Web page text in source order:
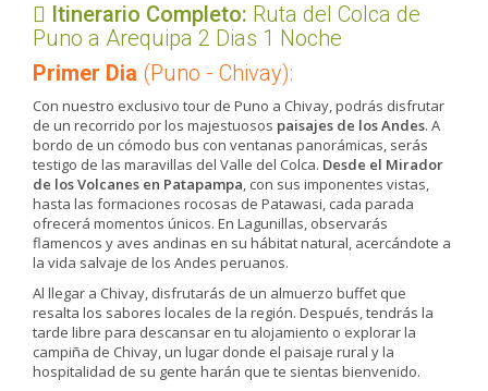
Itinerario Completo: Ruta del Colca de
Puno a Arequipa 2 Dias 1 Noche
Primer Dia (Puno - Chivay):
Con nuestro exclusivo tour de Puno a Chivay, podrás disfrutar
de un recorrido por los majestuosos paisajes de los Andes. A
bordo de un cómodo bus con ventanas panorámicas, serás
testigo de las maravillas del Valle del Colca. Desde el Mirador
de los Volcanes en Patapampa, con sus imponentes vistas,
hasta las formaciones rocosas de Patawasi, cada parada
ofrecerá momentos únicos. En Lagunillas, observarás
flamencos y aves andinas en su hábitat natural, acercándote a
la vida salvaje de los Andes peruanos.
Al llegar a Chivay, disfrutarás de un almuerzo buffet que
resalta los sabores locales de la región. Después, tendrás la
tarde libre para descansar en tu alojamiento o explorar la
campiña de Chivay, un lugar donde el paisaje rural y la
hospitalidad de su gente harán que te sientas bienvenido.